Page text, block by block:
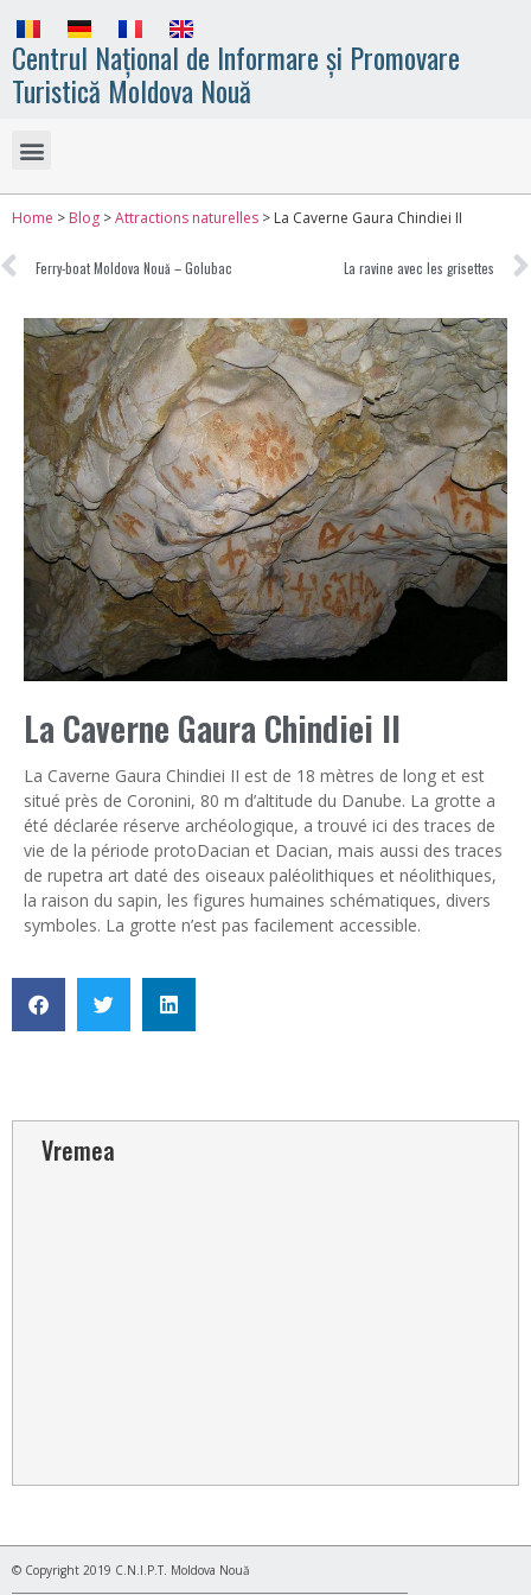
Centrul Național de Informare și Promovare
Turistică Moldova Nouă
Home > Blog >Attractions naturelles > La Caverne Gaura Chindiei II
Ferry-boat Moldova Nouă – Golubac La ravine avec les grisettes
La Caverne Gaura Chindiei II
La Caverne Gaura Chindiei II est de 18 mètres de long et est
situé près de Coronini, 80 m d’altitude du Danube. La grotte a
été déclarée réserve archéologique, a trouvé ici des traces de
vie de la période protoDacian et Dacian, mais aussi des traces
de rupetra art daté des oiseaux paléolithiques et néolithiques,
la raison du sapin, les figures humaines schématiques, divers
symboles. La grotte n’est pas facilement accessible.
Vremea
© Copyright 2019 C.N.I.P.T. Moldova Nouă